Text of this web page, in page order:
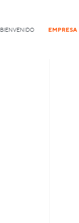
BIENVENIDO EMPRESA